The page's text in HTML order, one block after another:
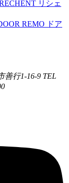
善行1-16-9 TEL